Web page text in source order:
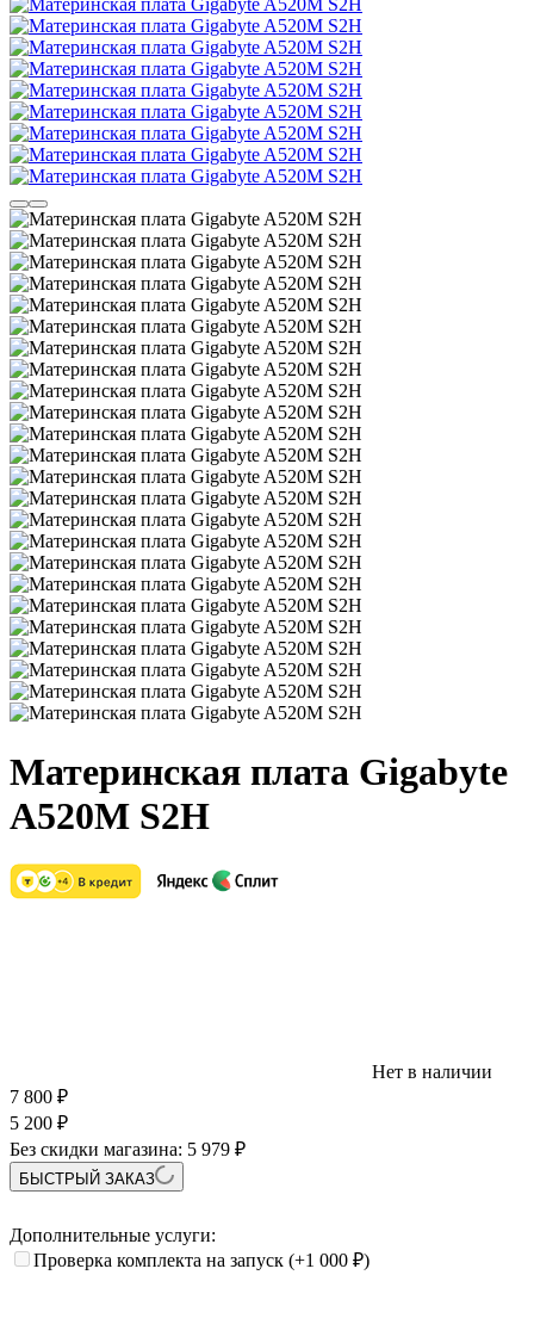
Материнская плата Gigabyte
A520M S2H
Нет в наличии
7 800 ₽
5 200 ₽
Без скидки магазина: 5 979 ₽
БЫСТРЫЙ ЗАКАЗ
Дополнительные услуги:
Проверка комплекта на запуск (+1 000 ₽)